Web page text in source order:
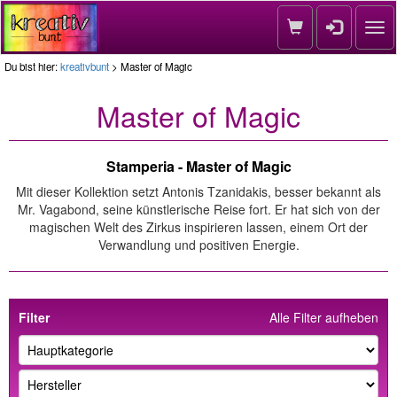
Du bist hier:kreativbunt > Master of Magic
Master of Magic
Stamperia - Master of Magic
Mit dieser Kollektion setzt Antonis Tzanidakis, besser bekannt als
Mr. Vagabond, seine künstlerische Reise fort. Er hat sich von der
magischen Welt des Zirkus inspirieren lassen, einem Ort der
Verwandlung und positiven Energie.
Alle Filter aufheben
Filter